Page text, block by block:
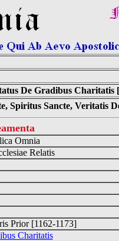
De Gradibus Charitatis
Spiritus Sancte, Veritatis
Omnia
Relatis
Prior [1162-1173]
Charitatis